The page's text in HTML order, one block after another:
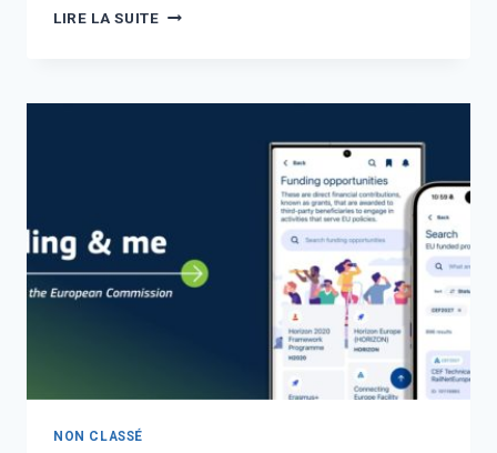
LIRE LA SUITE
NON CLASSÉ